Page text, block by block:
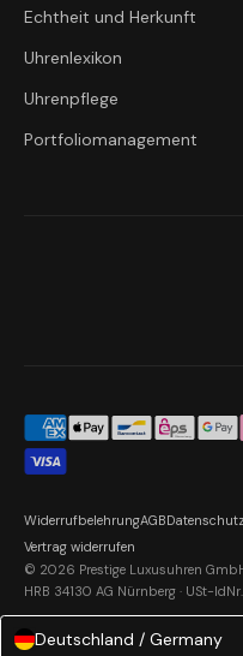
Echtheit und Herkunft
Uhrenlexikon
Uhrenpflege
Portfoliomanagement
© 2026 Prestige Luxusuhren
HRB 34130 AG Nürnberg · USt-IdNr.
WiderrufbelehrungAGBDatenschutz
Vertrag widerrufen
Deutschland / Germany